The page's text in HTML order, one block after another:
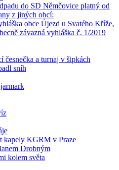
do SD Němčovice platný od
z jiných obcí:
obce Újezd u Svatého Kříže,
závazná vyhláška č. 1/2019
česnečka a turnaj v šipkách
sníh
kapely KGRM v Praze
Drobným
kolem světa